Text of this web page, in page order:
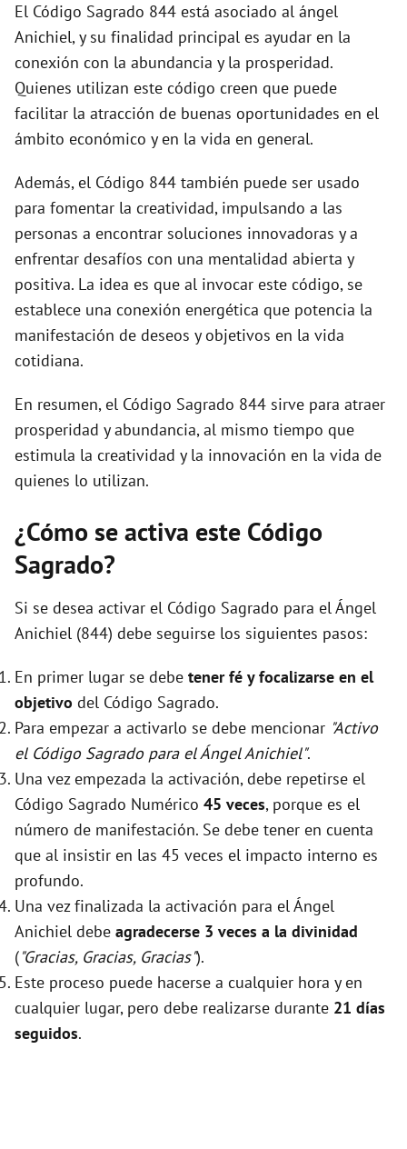
El Código Sagrado 844 está asociado al ángel
Anichiel, y su finalidad principal es ayudar en la
conexión con la abundancia y la prosperidad.
Quienes utilizan este código creen que puede
facilitar la atracción de buenas oportunidades en el
ámbito económico y en la vida en general.
Además, el Código 844 también puede ser usado
para fomentar la creatividad, impulsando a las
personas a encontrar soluciones innovadoras y a
enfrentar desafíos con una mentalidad abierta y
positiva. La idea es que al invocar este código, se
establece una conexión energética que potencia la
manifestación de deseos y objetivos en la vida
cotidiana.
En resumen, el Código Sagrado 844 sirve para atraer
prosperidad y abundancia, al mismo tiempo que
estimula la creatividad y la innovación en la vida de
quienes lo utilizan.
¿Cómo se activa este Código
Sagrado?
Si se desea activar el Código Sagrado para el Ángel
Anichiel (844) debe seguirse los siguientes pasos:
En primer lugar se debe tener fé y focalizarse en el
objetivo del Código Sagrado.
Para empezar a activarlo se debe mencionar "Activo
el Código Sagrado para el Ángel Anichiel".
Una vez empezada la activación, debe repetirse el
Código Sagrado Numérico 45 veces, porque es el
número de manifestación. Se debe tener en cuenta
que al insistir en las 45 veces el impacto interno es
profundo.
Una vez finalizada la activación para el Ángel
Anichiel debe agradecerse 3 veces a la divinidad
("Gracias, Gracias, Gracias").
Este proceso puede hacerse a cualquier hora y en
cualquier lugar, pero debe realizarse durante 21 días
seguidos.